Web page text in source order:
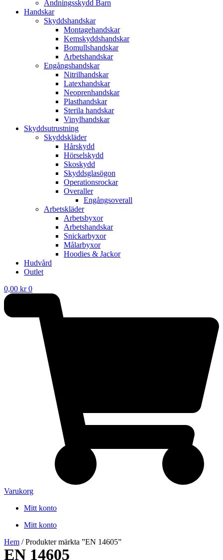
Andningsskydd Barn
Handskar
Skyddshandskar
Montagehandskar
Kemskyddshandskar
Bomullshandskar
Arbetshandskar
Engångshandskar
Nitrilhandskar
Latexhandskar
Neoprenhandskar
Plasthandskar
Sterila handskar
Vinylhandskar
Skyddsutrustning
Skyddskläder
Hårskydd
Hörselskydd
Skoskydd
Skyddsglasögon
Operationsrockar
Overaller
Engångsoverall
Arbetskläder
Arbetsbyxor
Arbetshandskar
Snickarbyxor
Målarbyxor
Hoodies & Jackor
Hudvård
Outlet
0,00 kr 0
Varukorg
Mitt konto
Mitt konto
Hem / Produkter märkta ”EN 14605”
EN 14605